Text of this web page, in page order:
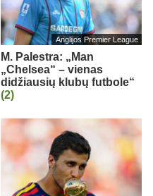
Anglijos Premier League
M. Palestra: „Man
„Chelsea“ – vienas
didžiausių klubų futbole“
(2)